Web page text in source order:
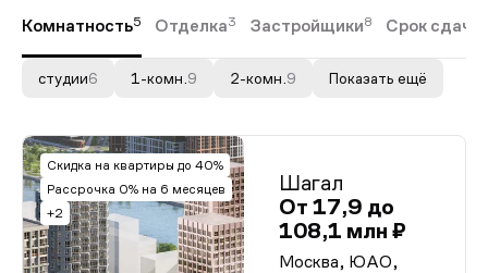
Комнатность5 Отделка3 Застройщики8 Срок сдачи
студии6 1-комн. 9 2-комн. 9 Показать ещё
Скидка на квартиры до 40%
Рассрочка 0% на 6 месяцев
+2
Шагал
От 17,9 до
108,1 млн ₽
Москва, ЮАО,